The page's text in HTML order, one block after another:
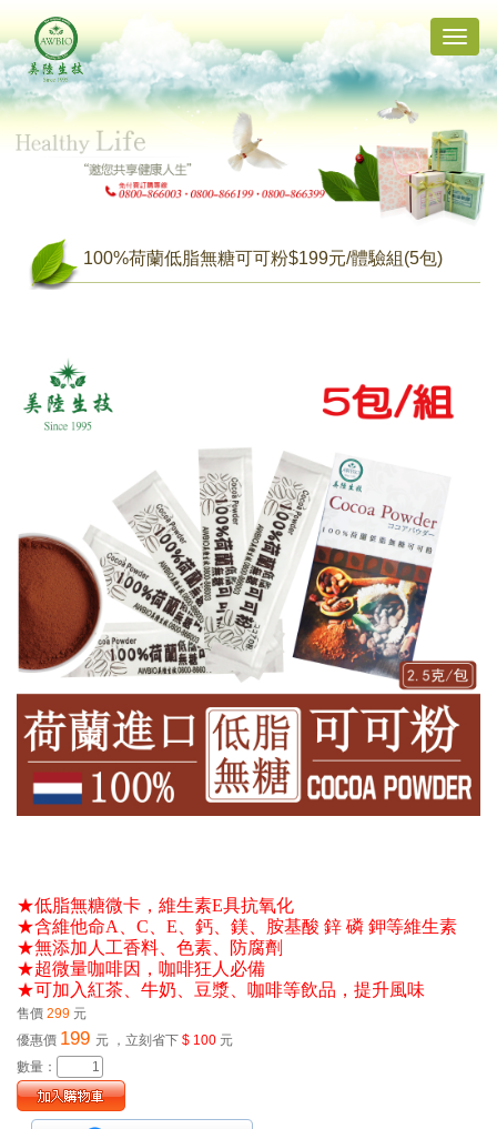
Toggle
100%荷蘭低脂無糖可可粉$199元/體驗組(5包)
★低脂無糖微卡，維生素E具抗氧化
★含維他命A、C、E、鈣、鎂、胺基酸 鋅 磷 鉀等維生素
★無添加人工香料、色素、防腐劑
★超微量咖啡因，咖啡狂人必備
★可加入紅茶、牛奶、豆漿、咖啡等飲品，提升風味
售價 299 元
優惠價 199 元 ，立刻省下 $ 100 元
數量：